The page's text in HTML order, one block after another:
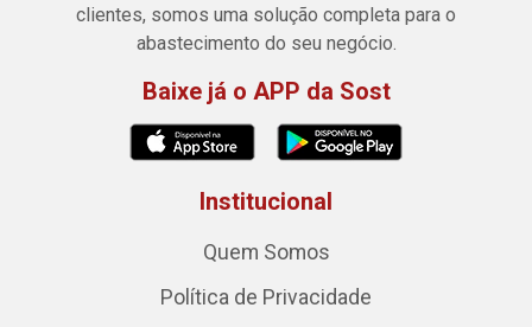
clientes, somos uma solução completa para o
abastecimento do seu negócio.
Baixe já o APP da Sost
Institucional
Quem Somos
Política de Privacidade